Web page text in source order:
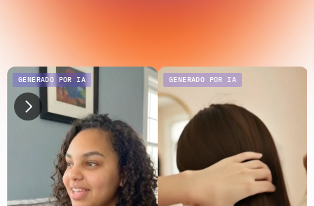
GENERADO POR IA GENERADO POR IA